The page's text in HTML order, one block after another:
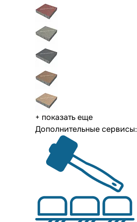
+ показать еще
Дополнительные сервисы: